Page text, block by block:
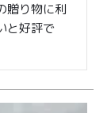
贈り物に利
と好評で